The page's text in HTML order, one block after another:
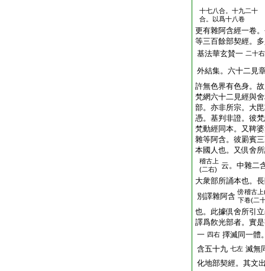
十七八合。十九二十
合。以爲十八卷
更有雜阿含經一卷
等三百餘部契經。
基法華玄賛一 二十右
外結集。六十二見
許無色界有色身。
梵網六十二見經與
部。亦非所宗。大
憑。基判非證。彼
梵動經同本。又鞞
雜等阿含。彼罽賓
本國人也。又倶舍
稽古上
(二右)
云。中雜二
大衆部所誦本也。
別譯雜阿含 傍稽古
下卷(二
也。此據倶舍所引
譯爲飮光部者。實
一 四右 擇滅同一體
含五十九 七左 滅無
化地部契經。其文